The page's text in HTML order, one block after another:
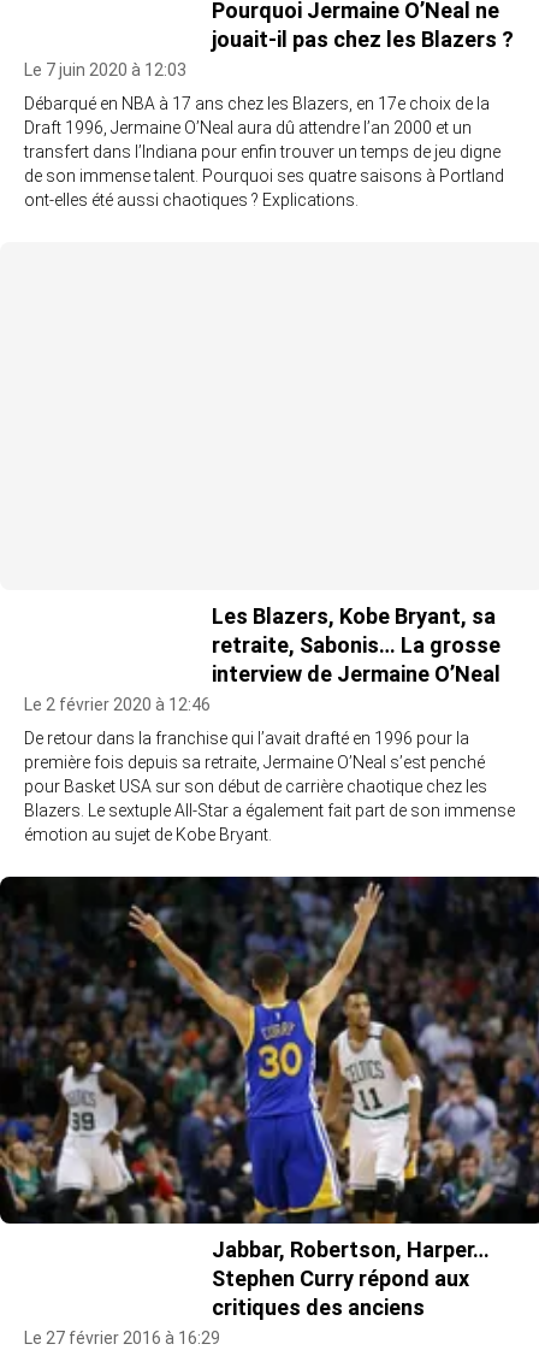
Pourquoi Jermaine O’Neal ne
jouait-il pas chez les Blazers ?
Le 7 juin 2020 à 12:03
Débarqué en NBA à 17 ans chez les Blazers, en 17e choix de la
Draft 1996, Jermaine O’Neal aura dû attendre l’an 2000 et un
transfert dans l’Indiana pour enfin trouver un temps de jeu digne
de son immense talent. Pourquoi ses quatre saisons à Portland
ont-elles été aussi chaotiques ? Explications.
Les Blazers, Kobe Bryant, sa
retraite, Sabonis… La grosse
interview de Jermaine O’Neal
Le 2 février 2020 à 12:46
De retour dans la franchise qui l’avait drafté en 1996 pour la
première fois depuis sa retraite, Jermaine O’Neal s’est penché
pour Basket USA sur son début de carrière chaotique chez les
Blazers. Le sextuple All-Star a également fait part de son immense
émotion au sujet de Kobe Bryant.
Jabbar, Robertson, Harper…
Stephen Curry répond aux
critiques des anciens
Le 27 février 2016 à 16:29